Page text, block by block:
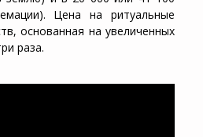
Цена на ритуальные
основанная на увеличенных
раза.